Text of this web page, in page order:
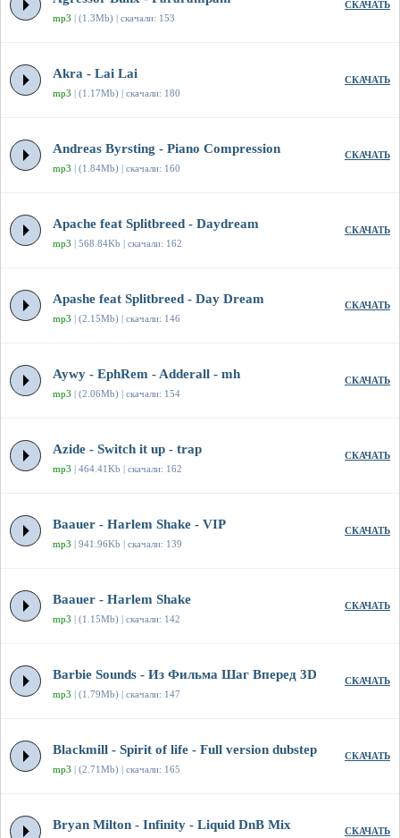
mp3 | (1.3Mb) | скачали: 153
СКАЧАТЬ
Akra - Lai Lai
mp3 | (1.17Mb) | скачали: 180
СКАЧАТЬ
Andreas Byrsting - Piano Compression
mp3 | (1.84Mb) | скачали: 160
СКАЧАТЬ
Apache feat Splitbreed - Daydream
mp3 | 568.84Kb | скачали: 162
СКАЧАТЬ
Apashe feat Splitbreed - Day Dream
mp3 | (2.15Mb) | скачали: 146
СКАЧАТЬ
Aywy - EphRem - Adderall - mh
mp3 | (2.06Mb) | скачали: 154
СКАЧАТЬ
Azide - Switch it up - trap
mp3 | 464.41Kb | скачали: 162
СКАЧАТЬ
Baauer - Harlem Shake - VIP
mp3 | 941.96Kb | скачали: 139
СКАЧАТЬ
Baauer - Harlem Shake
mp3 | (1.15Mb) | скачали: 142
СКАЧАТЬ
Barbie Sounds - Из Фильма Шаг Вперед 3D
mp3 | (1.79Mb) | скачали: 147
СКАЧАТЬ
Blackmill - Spirit of life - Full version dubstep
mp3 | (2.71Mb) | скачали: 165
СКАЧАТЬ
Bryan Milton - Infinity - Liquid DnB Mix СКАЧАТЬ